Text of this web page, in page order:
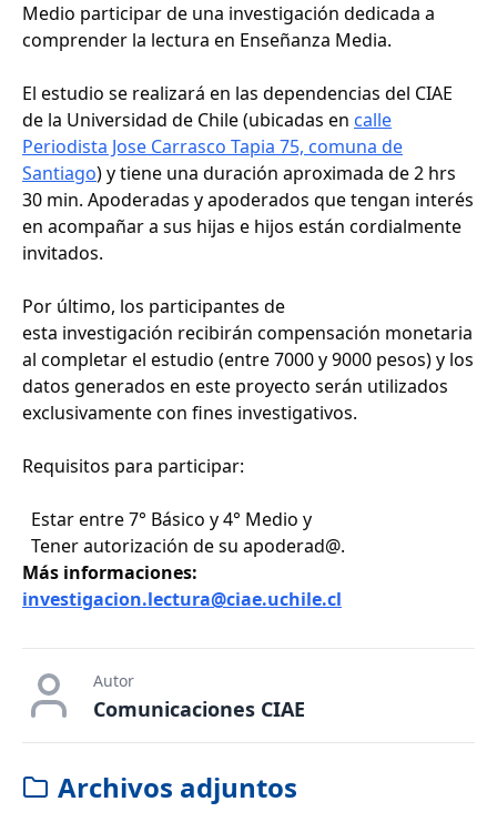
Medio participar de una investigación dedicada a
comprender la lectura en Enseñanza Media.
El estudio se realizará en las dependencias del CIAE
de la Universidad de Chile (ubicadas en calle
Periodista Jose Carrasco Tapia 75, comuna de
Santiago) y tiene una duración aproximada de 2 hrs
30 min. Apoderadas y apoderados que tengan interés
en acompañar a sus hijas e hijos están cordialmente
invitados.
Por último, los participantes de
esta investigación recibirán compensación monetaria
al completar el estudio (entre 7000 y 9000 pesos) y los
datos generados en este proyecto serán utilizados
exclusivamente con fines investigativos.
Requisitos para participar:
Estar entre 7° Básico y 4° Medio y
Tener autorización de su apoderad@.
Más informaciones:
investigacion.lectura@ciae.uchile.cl
Autor
Comunicaciones CIAE
Archivos adjuntos